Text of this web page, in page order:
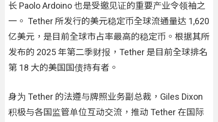
长 Paolo Ardoino 也是受邀见证的重要产业令领袖之
一。 Tether 所发行的美元稳定币全球流通量达 1,620
亿美元，是目前全球市占率最高的稳定币。根据其所
发布的 2025 年第二季财报，Tether 是目前全球排名
第 18 大的美国国债持有者。
身为 Tether 的法遵与牌照业务副总裁，Giles Dixon
积极与各国监管单位互动交流，推动 Tether 在国际